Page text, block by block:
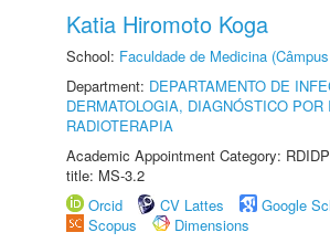
Katia Hiromoto Koga
School: Faculdade de Medicina
Department: DEPARTAMENTO DE
DERMATOLOGIA, DIAGNÓSTICO
RADIOTERAPIA
Academic Appointment Category:
title: MS-3.2
Orcid
CV Lattes
Google
Scopus
Dimensions